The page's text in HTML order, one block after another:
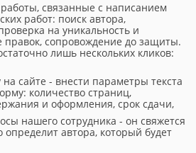
связанные с написанием
работ: поиск автора,
на уникальность и
правок, сопровождение до защиты.
лишь нескольких кликов:
на сайте - внести параметры текста
количество страниц,
и оформления, срок сдачи,
нашего сотрудника - он свяжется
определит автора, который будет